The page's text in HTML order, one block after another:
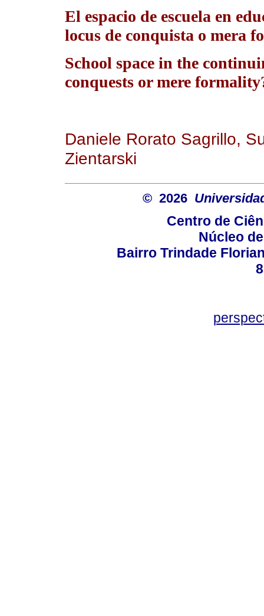
El espacio de escuela en
locus de conquista o mera
School space in the
conquests or mere
Daniele Rorato Sagrillo,
Zientarski
© 2026
Centro de
Núcleo
Bairro Trindade